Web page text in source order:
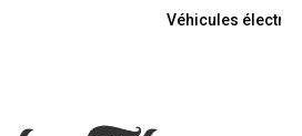
Véhicules